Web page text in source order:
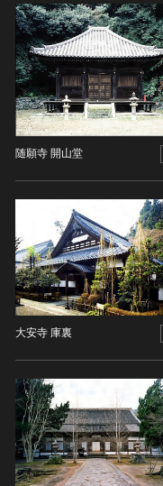
随願寺 開山堂
大安寺 庫裏
五代十国 [中国]
宋 [中国]
元 [中国]
明 [中国]
清 [中国]
近現代 [中国]
木簡・木製品類
骨角・牙・貝製
その他
歴史資料／書跡
文書・書籍
絵図・地図
伝統芸能
能楽
文楽
歌舞伎
音楽
その他
金工
漆芸
染織
陶芸
その他
文化財保存技術
地方指定文化財
COPYRIGHT
COPYRIGHT
NO KNOWN
COPYRIGHT
WORK（著作権